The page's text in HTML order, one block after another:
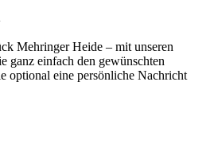
Mehringer Heide – mit unseren
ganz einfach den gewünschten
optional eine persönliche Nachricht